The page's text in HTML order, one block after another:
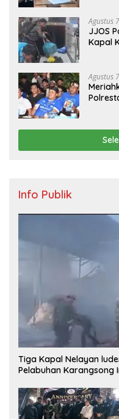
Agustus
JJOS
Kapal
Agustus
Info Publik
Tiga Kapal Nelayan
Pelabuhan Karangsong